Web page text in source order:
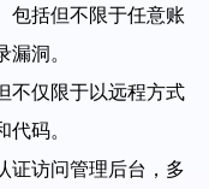
包括但不限于任意账
洞。
不仅限于以远程方式
码。
证访问管理后台，多